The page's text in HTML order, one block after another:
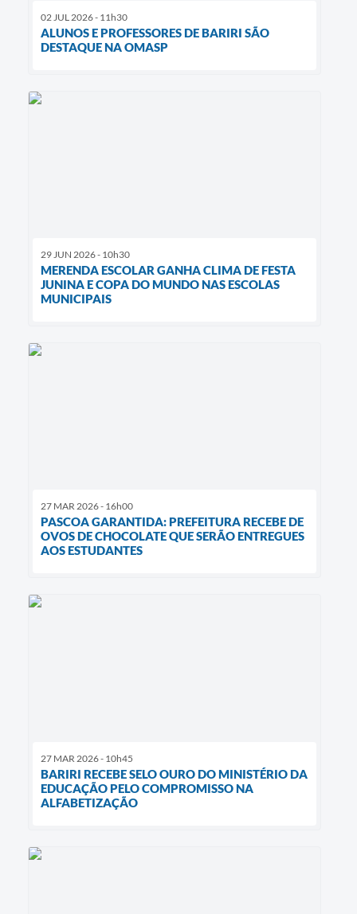
02 JUL 2026 - 11h30
ALUNOS E PROFESSORES DE BARIRI SÃO
DESTAQUE NA OMASP
29 JUN 2026 - 10h30
MERENDA ESCOLAR GANHA CLIMA DE FESTA
JUNINA E COPA DO MUNDO NAS ESCOLAS
MUNICIPAIS
27 MAR 2026 - 16h00
PASCOA GARANTIDA: PREFEITURA RECEBE DE
OVOS DE CHOCOLATE QUE SERÃO ENTREGUES
AOS ESTUDANTES
27 MAR 2026 - 10h45
BARIRI RECEBE SELO OURO DO MINISTÉRIO DA
EDUCAÇÃO PELO COMPROMISSO NA
ALFABETIZAÇÃO